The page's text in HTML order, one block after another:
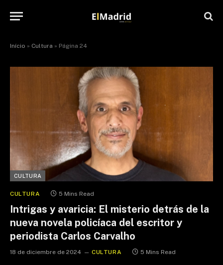
Início » Cultura » Página 24
CULTURA
CULTURA 5 Mins Read
Intrigas y avaricia: El misterio detrás de la
nueva novela policíaca del escritor y
periodista Carlos Carvalho
18 de diciembre de 2024 CULTURA 5 Mins Read